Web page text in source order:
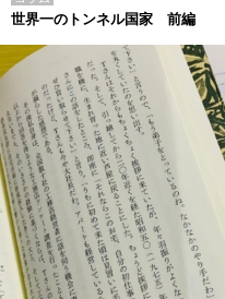
世界一のトンネル国家 前編